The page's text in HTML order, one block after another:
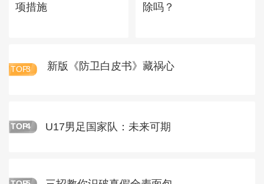
项措施
除吗？
TOP3 新版《防卫白皮书》藏祸心
TOP4 U17男足国家队：未来可期